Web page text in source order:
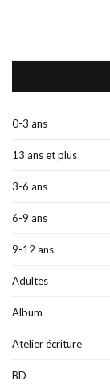
0-3 ans
13 ans et plus
3-6 ans
6-9 ans
9-12 ans
Adultes
Album
Atelier écriture
BD